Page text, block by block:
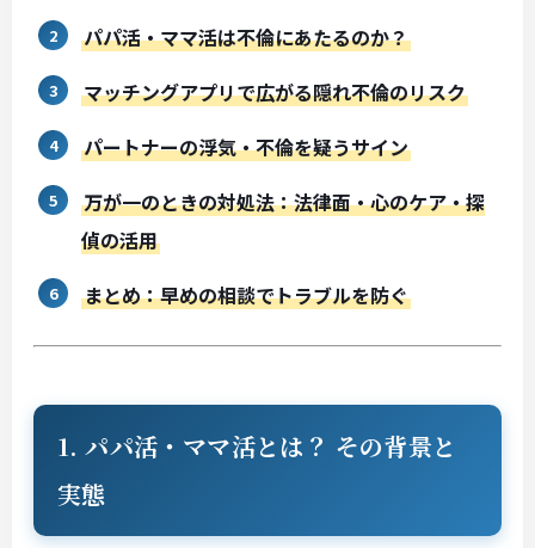
パパ活・ママ活は不倫にあたるのか？
マッチングアプリで広がる隠れ不倫のリスク
パートナーの浮気・不倫を疑うサイン
万が一のときの対処法：法律面・心のケア・探
偵の活用
まとめ：早めの相談でトラブルを防ぐ
1. パパ活・ママ活とは？ その背景と
実態